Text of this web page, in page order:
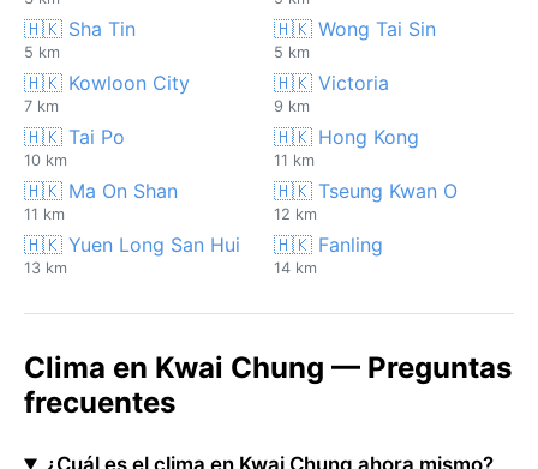
🇭🇰 Sha Tin
5 km
🇭🇰 Wong Tai Sin
5 km
🇭🇰 Kowloon City
7 km
🇭🇰 Victoria
9 km
🇭🇰 Tai Po
10 km
🇭🇰 Hong Kong
11 km
🇭🇰 Ma On Shan
11 km
🇭🇰 Tseung Kwan O
12 km
🇭🇰 Yuen Long San Hui
13 km
🇭🇰 Fanling
14 km
Clima en Kwai Chung — Preguntas
frecuentes
¿Cuál es el clima en Kwai Chung ahora mismo?